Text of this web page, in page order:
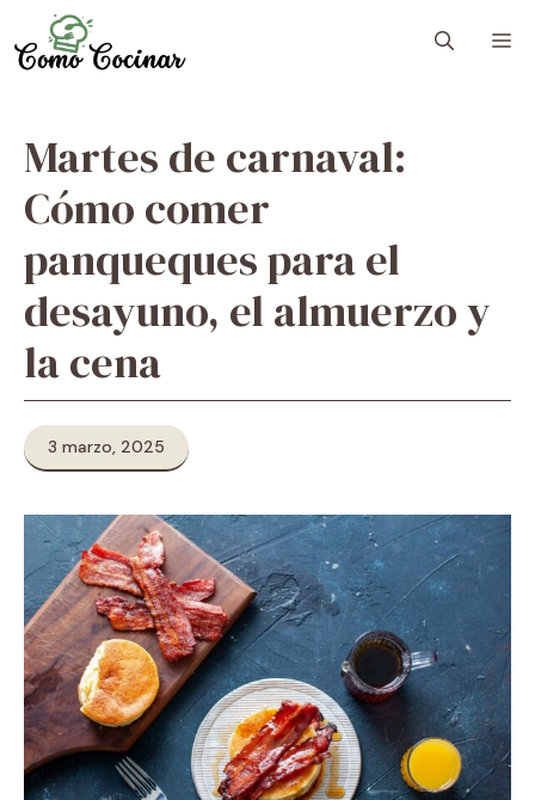
to
content
Martes de carnaval:
Cómo comer
panqueques para el
desayuno, el almuerzo y
la cena
3 marzo, 2025